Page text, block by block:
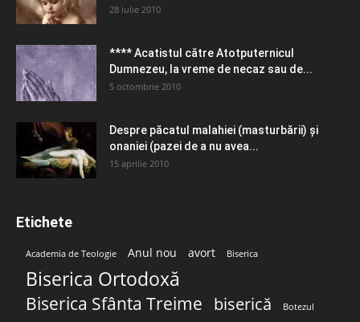
28 iulie 2010
**** Acatistul către Atotputernicul
Dumnezeu, la vreme de necaz sau de...
5 octombrie 2010
Despre păcatul malahiei (masturbării) şi
onaniei (pazei de a nu avea...
15 aprilie 2010
Etichete
Academia de Teologie Anul nou avort Biserica
Biserica Ortodoxă
Biserica Sfânta Treime biserică Botezul